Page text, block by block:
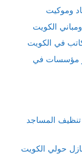
وموكيت
الكويت
في الكويت
و مؤسسات في
ساعة خدمة تنظيف المساجد
حولي الكويت